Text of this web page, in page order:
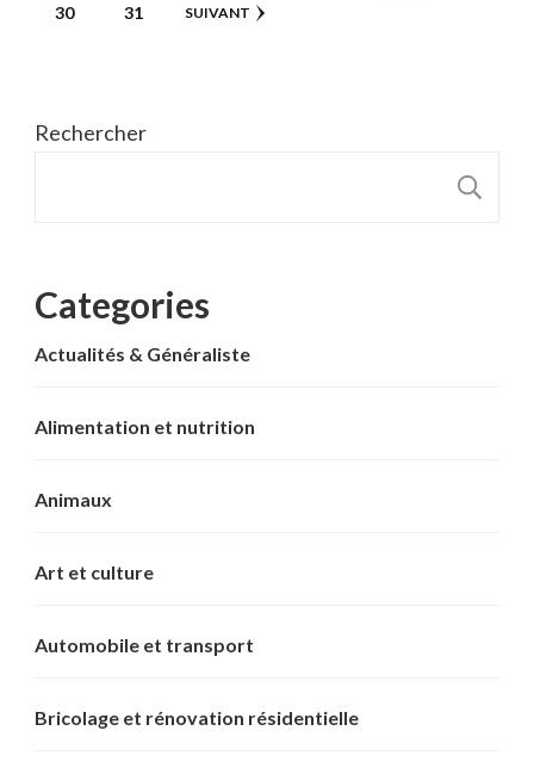
publications
PAGE
30 PAGE
31 SUIVANT
Rechercher
Categories
Actualités & Généraliste
Alimentation et nutrition
Animaux
Art et culture
Automobile et transport
Bricolage et rénovation résidentielle